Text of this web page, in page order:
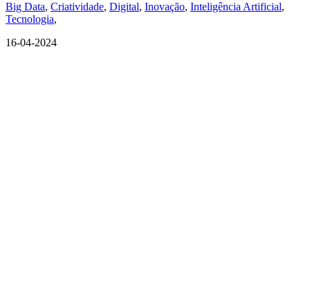
Big Data, Criatividade, Digital, Inovação, Inteligência Artificial,
Tecnologia,
16-04-2024